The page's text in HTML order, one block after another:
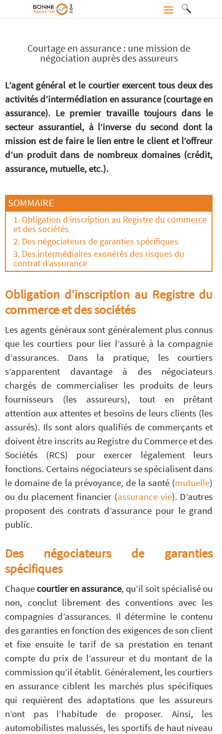
Courtage en assurance : une mission de
négociation auprès des assureurs
L’agent général et le courtier exercent tous deux des
activités d’intermédiation en assurance (courtage en
assurance). Le premier travaille toujours dans le
secteur assurantiel, à l’inverse du second dont la
mission est de faire le lien entre le client et l’offreur
d’un produit dans de nombreux domaines (crédit,
assurance, mutuelle, etc.).
SOMMAIRE
Obligation d’inscription au Registre du commerce
et des sociétés
Des négociateurs de garanties spécifiques
Des intermédiaires exonérés des risques du
contrat d’assurance
Obligation d’inscription au Registre du
commerce et des sociétés
Les agents généraux sont généralement plus connus
que les courtiers pour lier l’assuré à la compagnie
d’assurances. Dans la pratique, les courtiers
s’apparentent davantage à des négociateurs
chargés de commercialiser les produits de leurs
fournisseurs (les assureurs), tout en prêtant
attention aux attentes et besoins de leurs clients (les
assurés). Ils sont alors qualifiés de commerçants et
doivent être inscrits au Registre du Commerce et des
Sociétés (RCS) pour exercer légalement leurs
fonctions. Certains négociateurs se spécialisent dans
le domaine de la prévoyance, de la santé (mutuelle)
ou du placement financier (assurance vie). D’autres
proposent des contrats d’assurance pour le grand
public.
Des négociateurs de garanties
spécifiques
Chaque courtier en assurance, qu’il soit spécialisé ou
non, conclut librement des conventions avec les
compagnies d’assurances. Il détermine le contenu
des garanties en fonction des exigences de son client
et fixe ensuite le tarif de sa prestation en tenant
compte du prix de l’assureur et du montant de la
commission qu’il établit. Généralement, les courtiers
en assurance ciblent les marchés plus spécifiques
qui requièrent des adaptations que les assureurs
n’ont pas l’habitude de proposer. Ainsi, les
automobilistes malussés, les sportifs de haut niveau